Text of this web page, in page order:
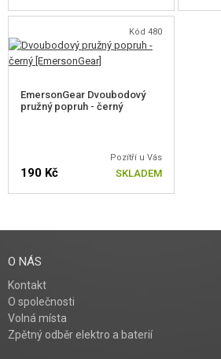
Kód 480
EmersonGear Dvoubodový
pružný popruh - černý
Pozítří u Vás
190 Kč SKLADEM
O NÁS
Kontakt
O společnosti
Volná místa
Zpětný odběr elektro a baterií